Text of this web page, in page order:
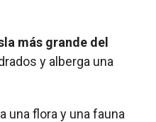
más grande del
y alberga una
una flora y una fauna